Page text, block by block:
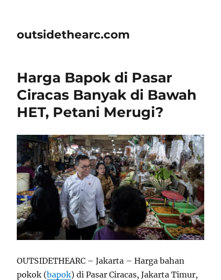
outsidethearc.com
Harga Bapok di Pasar
Ciracas Banyak di Bawah
HET, Petani Merugi?
OUTSIDETHEARC – Jakarta – Harga bahan
pokok (bapok) di Pasar Ciracas, Jakarta Timur,